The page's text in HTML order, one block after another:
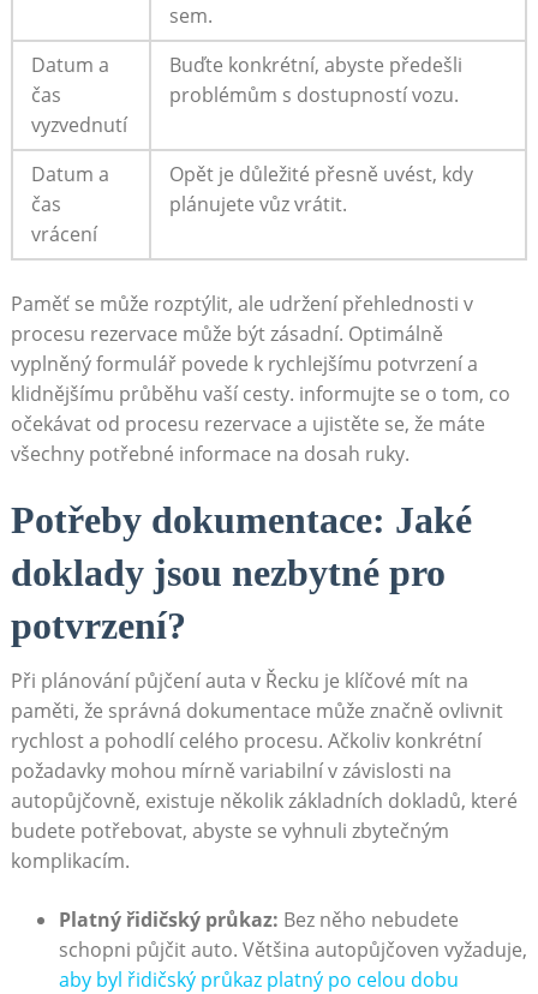
sem.
Datum a
čas
vyzvednutí
Buďte konkrétní, abyste předešli
problémům s dostupností vozu.
Datum a
čas
vrácení
Opět je důležité přesně uvést, kdy
plánujete vůz vrátit.
Paměť se může rozptýlit, ale udržení přehlednosti v
procesu rezervace může být zásadní. Optimálně
vyplněný formulář povede k rychlejšímu potvrzení a
klidnějšímu průběhu vaší cesty. informujte se o tom, co
očekávat od procesu rezervace a ujistěte se, že máte
všechny potřebné informace na dosah ruky.
Potřeby dokumentace: Jaké
doklady jsou nezbytné pro
potvrzení?
Při plánování půjčení auta v Řecku je klíčové mít na
paměti, že správná dokumentace může značně ovlivnit
rychlost a pohodlí celého procesu. Ačkoliv konkrétní
požadavky mohou mírně variabilní v závislosti na
autopůjčovně, existuje několik základních dokladů, které
budete potřebovat, abyste se vyhnuli zbytečným
komplikacím.
Platný řidičský průkaz: Bez něho nebudete
schopni půjčit auto. Většina autopůjčoven vyžaduje,
aby byl řidičský průkaz platný po celou dobu